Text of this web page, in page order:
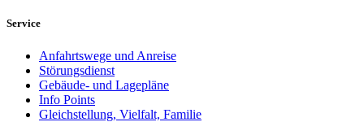
Service
Anfahrtswege und Anreise
Störungsdienst
Gebäude- und Lagepläne
Info Points
Gleichstellung, Vielfalt, Familie